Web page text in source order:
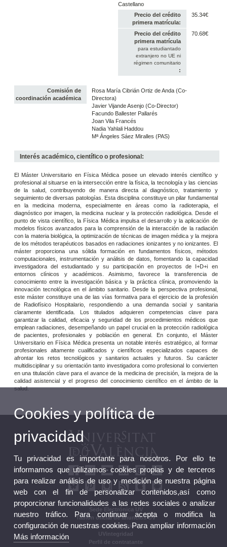
Castellano
Precio del crédito
primera matrícula:
35.34€
Precio del crédito
primera matrícula
para estudiantado
extranjero no UE ni
régimen comunitario
:
70.68€
Comisión de
coordinación académica
Rosa María Cibrián Ortiz de Anda (Co-
Directora)
Javier Vijande Asenjo (Co-Director)
Facundo Ballester Pallarés
Joan Vila Francés
Nadia Yahlali Haddou
Mª Ángeles Sáez Miralles (PAS)
Interés académico, científico o profesional:
El Máster Universitario en Física Médica posee un elevado interés científico y
profesional al situarse en la intersección entre la física, la tecnología y las ciencias
de la salud, contribuyendo de manera directa al diagnóstico, tratamiento y
seguimiento de diversas patologías. Esta disciplina constituye un pilar fundamental
en la medicina moderna, especialmente en áreas como la radioterapia, el
diagnóstico por imagen, la medicina nuclear y la protección radiológica. Desde el
punto de vista científico, la Física Médica impulsa el desarrollo y la aplicación de
modelos físicos avanzados para la comprensión de la interacción de la radiación
con la materia biológica, la optimización de técnicas de imagen médica y la mejora
de los métodos terapéuticos basados en radiaciones ionizantes y no ionizantes. El
máster proporciona una sólida formación en fundamentos físicos, métodos
computacionales, instrumentación y análisis de datos, fomentando la capacidad
investigadora del estudiantado y su participación en proyectos de I+D+i en
entornos clínicos y académicos. Asimismo, favorece la transferencia de
conocimiento entre la investigación básica y la práctica clínica, promoviendo la
innovación tecnológica en el ámbito sanitario. Desde la perspectiva profesional,
este máster constituye una de las vías formativa para el ejercicio de la profesión
de Radiofísico Hospitalario, respondiendo a una demanda social y sanitaria
claramente identificada. Los titulados adquieren competencias clave para
garantizar la calidad, eficacia y seguridad de los procedimientos médicos que
emplean radiaciones, desempeñando un papel crucial en la protección radiológica
de pacientes, profesionales y población en general. En conjunto, el Máster
Universitario en Física Médica presenta un notable interés estratégico, al formar
profesionales altamente cualificados y científicos especializados capaces de
afrontar los retos tecnológicos y sanitarios actuales y futuros. Su carácter
multidisciplinar y su orientación tanto investigadora como profesional lo convierten
en una titulación clave para el avance de la medicina de precisión, la mejora de la
calidad asistencial y el progreso del conocimiento científico en el ámbito de la
salud.
Sede Electrónica UV
Tablón oficial de anuncios UV
Plan Estratégico
UVintegridad
Perfil de contratante
Cookies y política de
privacidad
Tu privacidad es importante para nosotros. Por ello te
informamos que utilizamos cookies propias y de terceros
para realizar análisis de uso y medición de nuestra página
web con el fin de personalizar contenidos,así como
proporcionar funcionalidades a las redes sociales o analizar
nuestro tráfico. Para continuar acepta o modifica la
configuración de nuestras cookies. Para ampliar información
Más información